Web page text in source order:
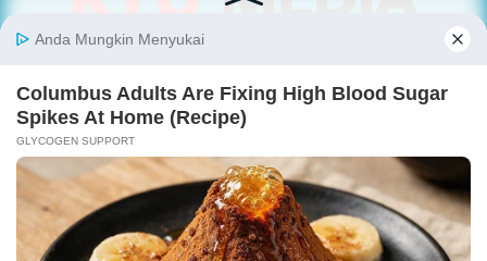
Kabarbaru.co menyajikan berita aktual dan
inspiratif dari sudut pandang berbaik sangka
Follow Kabarbaru